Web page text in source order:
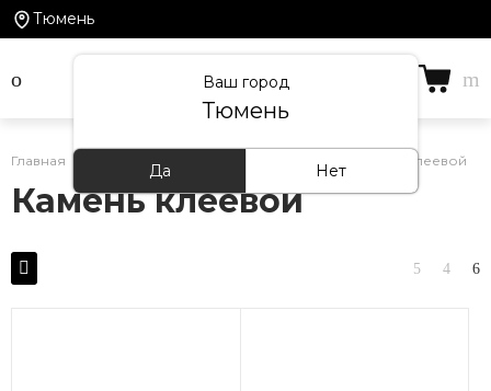
Тюмень
Ваш город
Тюмень
Да Нет
Главная Каталог товаров ПВХ-Плитка Камень клеевой
Камень клеевой